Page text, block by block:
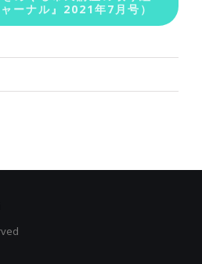
ーナル』2021年7月号）